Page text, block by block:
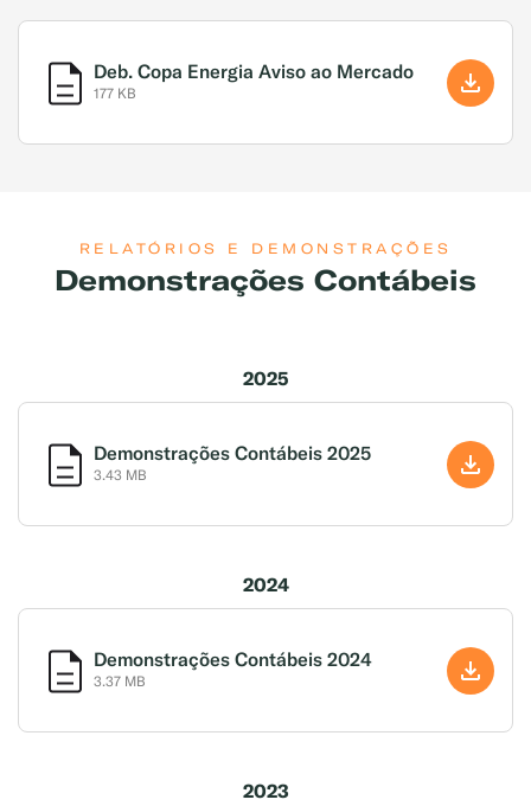
Deb. Copa Energia Aviso ao Mercado
177 KB
RELATÓRIOS E DEMONSTRAÇÕES
Demonstrações Contábeis
2025
Demonstrações Contábeis 2025
3.43 MB
2024
Demonstrações Contábeis 2024
3.37 MB
2023